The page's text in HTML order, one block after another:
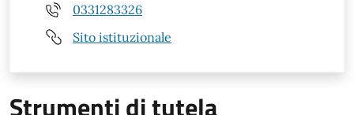
0331283326
Sito istituzionale
Strumenti di tutela